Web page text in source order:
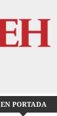
EN PORTADA